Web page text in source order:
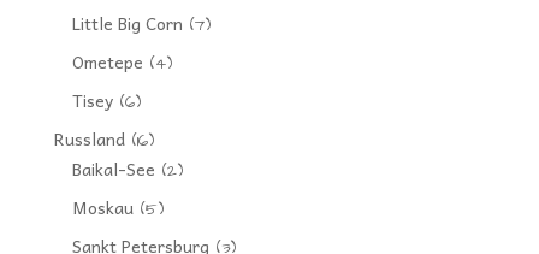
Little Big Corn (7)
Ometepe (4)
Tisey(6)
Russland(16)
Baikal-See (2)
Moskau(5)
Sankt Petersburg (3)